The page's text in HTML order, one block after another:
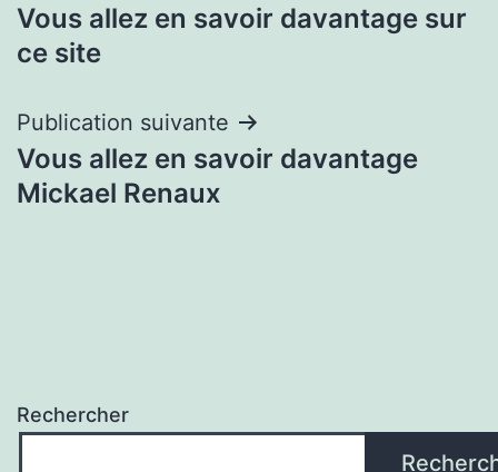
de
Vous allez en savoir davantage sur
ce site
Publication suivante
Vous allez en savoir davantage
Mickael Renaux
Rechercher